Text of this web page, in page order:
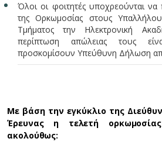
Όλοι οι φοιτητές υποχρεούνται
της Ορκωμοσίας στους
Τμήματος την Ηλεκτρονική
περίπτωση απώλειας τους
προσκομίσουν Υπεύθυνη Δήλωση
Με βάση την εγκύκλιο της
Έρευνας η τελετή
ακολούθως: